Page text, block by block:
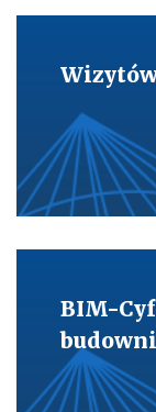
Kieruje
inżynierów
Cyfryzacja
budownictwie
BIM-